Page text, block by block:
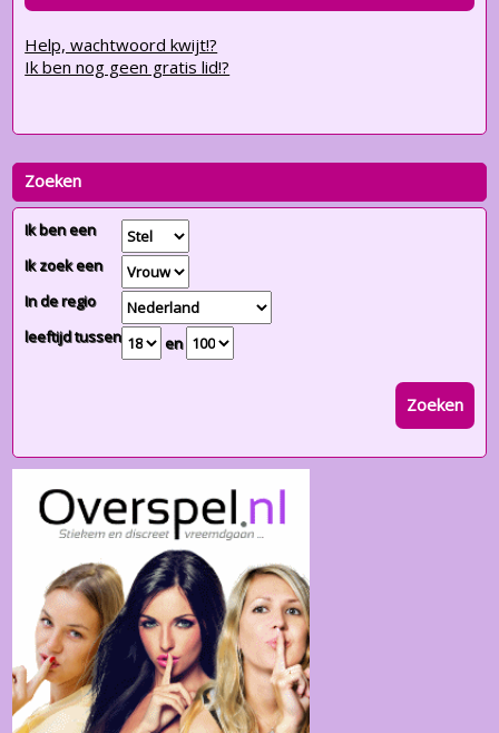
Help, wachtwoord kwijt!?
Ik ben nog geen gratis lid!?
Zoeken
Ik ben een
Ik zoek een
In de regio
leeftijd tussen
en
Zoeken